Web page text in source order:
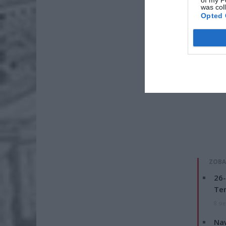
was
Opted